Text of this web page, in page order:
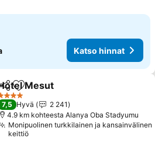
Katso hinnat
Lisää suosikkeihin
Mesut
Tähtiluokitus
7,5 Hyvä
2 241
4.9 km kohteesta Alanya Oba Stadyumu
Monipuolinen turkkilainen ja kansainvälinen
keittiö